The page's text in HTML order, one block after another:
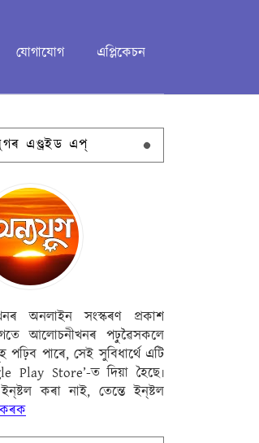
যোগাযোগ এপ্লিকেচন
এণ্ড্ৰইড এপ্
অনলাইন সংস্কৰণ প্ৰকাশ
আলোচনীখনৰ পঢ়ুৱৈসকলে
পাৰে, সেই সুবিধাৰ্থে এটি
Play Store’-ত দিয়া হৈছে৷
কৰা নাই, তেন্তে ইন্‌ষ্টল
কৰক